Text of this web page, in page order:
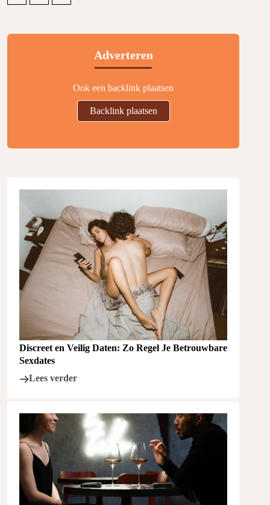
Adverteren
Ook een backlink plaatsen
Backlink plaatsen
Discreet en Veilig Daten: Zo Regel Je Betrouwbare
Sexdates
Lees verder